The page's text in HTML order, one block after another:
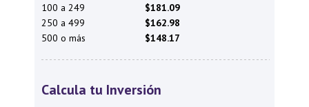
100 a 249
$181.09
250 a 499
$162.98
500 o más
$148.17
Calcula tu Inversión